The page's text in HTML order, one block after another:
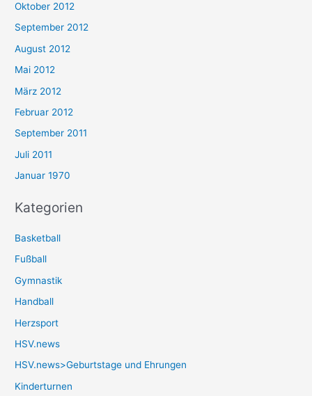
Oktober 2012
September 2012
August 2012
Mai 2012
März 2012
Februar 2012
September 2011
Juli 2011
Januar 1970
Kategorien
Basketball
Fußball
Gymnastik
Handball
Herzsport
HSV.news
HSV.news>Geburtstage und Ehrungen
Kinderturnen